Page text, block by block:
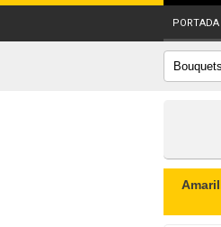
PORTADA